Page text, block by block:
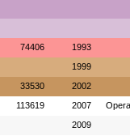
74406 1993
1999
33530 2002
113619 2007
2009